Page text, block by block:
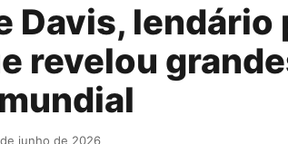
Davis,
revelou
junho de 2026